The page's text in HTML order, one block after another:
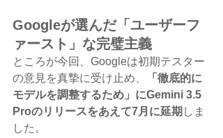
Googleが選んだ「ユーザーフ
ァースト」な完璧主義
ところが今回、Googleは初期テスター
の意見を真摯に受け止め、
「徹底的に
モデルを調整するため」にGemini 3.5
Proのリリースをあえて7月に延期 しま
した。